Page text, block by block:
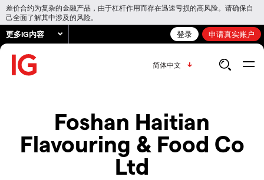
差价合约为复杂的金融产品，由于杠杆作用而存在迅速亏损的高风险。请确保自
己全面了解其中涉及的风险。
更多IG内容 登录 申请真实账户
简体中文
Foshan Haitian
Flavouring & Food Co
Ltd